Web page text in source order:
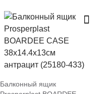
Балконный ящик